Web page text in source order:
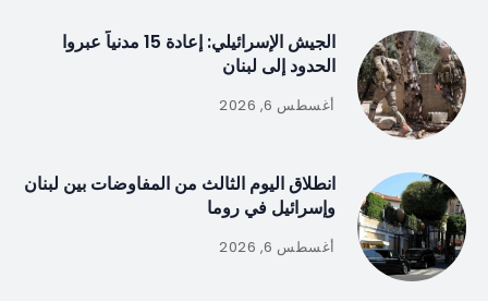
الجيش الإسرائيلي: إعادة 15 مدنياً عبروا
الحدود إلى لبنان
أغسطس 6, 2026
انطلاق اليوم الثالث من المفاوضات بين لبنان
وإسرائيل في روما
أغسطس 6, 2026